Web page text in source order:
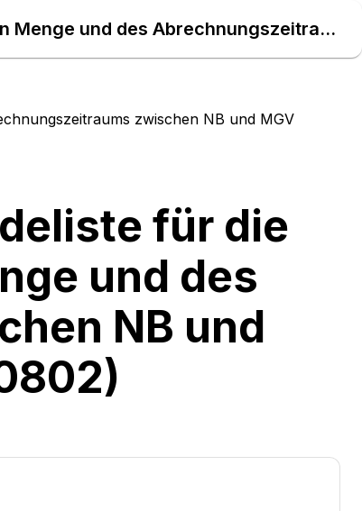
Codeliste Gas Nr. G_0080 Codeliste für die Prüfung der aggregierten Menge und des Abrechnungszeitraums zwischen NB und MGV (entspricht dem EBD E_0802) – Daten Atlas
zwischen NB und MGV
für die
und des
NB und